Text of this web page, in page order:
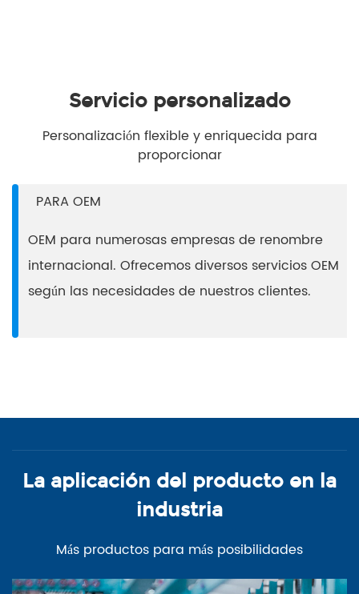
Servicio personalizado
Personalización flexible y enriquecida para
proporcionar
PARA OEM
OEM para numerosas empresas de renombre
internacional. Ofrecemos diversos servicios OEM
según las necesidades de nuestros clientes.
La aplicación del producto en la
industria
Más productos para más posibilidades